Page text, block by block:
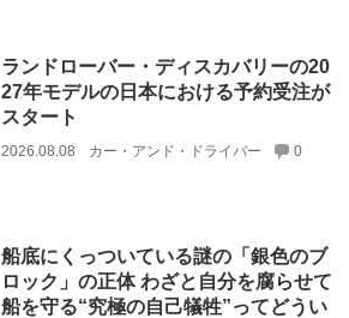
ランドローバー・ディスカバリーの20
27年モデルの日本における予約受注が
スタート
2026.08.08 カー・アンド・ドライバー 0
船底にくっついている謎の「銀色のブ
ロック」の正体 わざと自分を腐らせて
船を守る“究極の自己犠牲”ってどうい